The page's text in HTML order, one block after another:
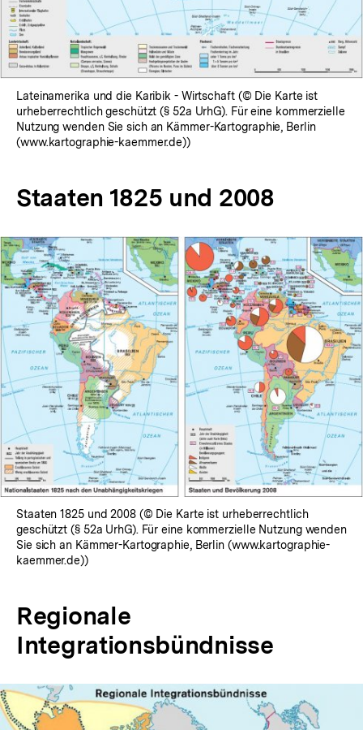
Lateinamerika und die Karibik - Wirtschaft (© Die Karte ist
urheberrechtlich geschützt (§ 52a UrhG). Für eine kommerzielle
Nutzung wenden Sie sich an Kämmer-Kartographie, Berlin
(www.kartographie-kaemmer.de))
Staaten 1825 und 2008
Staaten 1825 und 2008 (© Die Karte ist urheberrechtlich
geschützt (§ 52a UrhG). Für eine kommerzielle Nutzung wenden
Sie sich an Kämmer-Kartographie, Berlin (www.kartographie-
kaemmer.de))
Regionale
Integrationsbündnisse